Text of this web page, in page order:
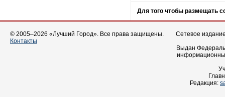
Для того чтобы размещать
© 2005–2026 «Лучший Город». Все права защищены.
Контакты
Сетевое
Выдан
Редакция: